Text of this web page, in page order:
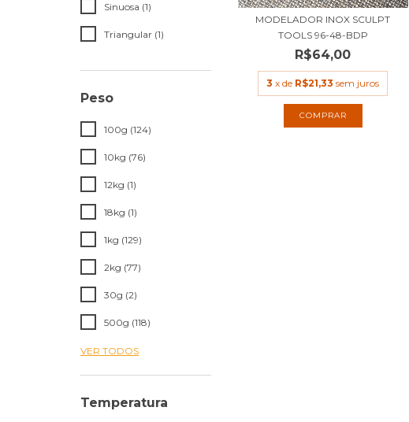
Sinuosa (1)
Triangular (1)
Peso
100g (124)
10kg (76)
12kg (1)
18kg (1)
1kg (129)
2kg (77)
30g (2)
500g (118)
VER TODOS
Temperatura
MODELADOR INOX SCULPT
TOOLS 96-48-BDP
R$64,00
3 x de R$21,33 sem juros